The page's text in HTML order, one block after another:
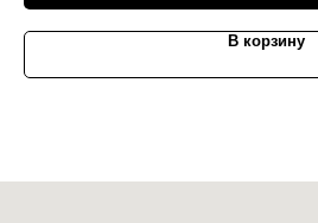
В корзину